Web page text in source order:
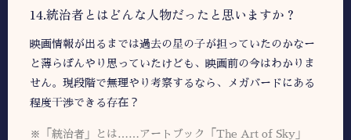
14.統治者とはどんな人物だったと思いますか？
映画情報が出るまでは過去の星の子が担っていたのかなー
と薄らぼんやり思っていたけども、映画前の今はわかりま
せん。現段階で無理やり考察するなら、メガバードにある
程度干渉できる存在？
※「統治者」とは……アートブック「The Art of Sky」